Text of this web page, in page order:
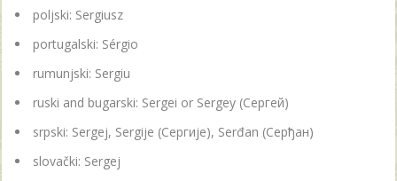
poljski: Sergiusz
portugalski: Sérgio
rumunjski: Sergiu
ruski and bugarski: Sergei or Sergey (Сергей)
srpski: Sergej, Sergije (Сергије), Serđan (Сeрђан)
slovački: Sergej